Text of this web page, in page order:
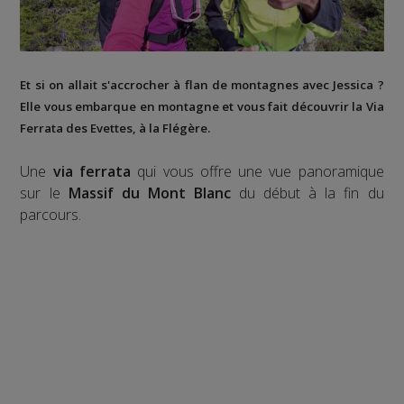
Et si on allait s'accrocher à flan de montagnes avec Jessica ?
Elle vous embarque en montagne et vous fait découvrir la Via
Ferrata des Evettes, à la Flégère.
Une via ferrata qui vous offre une vue panoramique
sur le Massif du Mont Blancdu début à la fin du
parcours.